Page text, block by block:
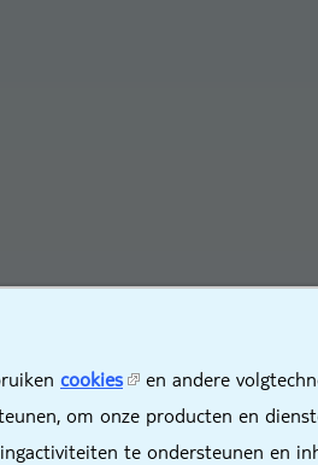
cookies
en andere
om onze producten en
te ondersteunen en